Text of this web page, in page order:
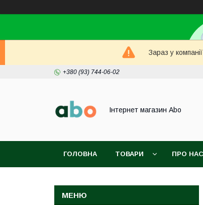
Зараз у
+380 (93) 744-06-02
Інтернет магазин Abo
ГОЛОВНА ТОВАРИ ПРО НАС